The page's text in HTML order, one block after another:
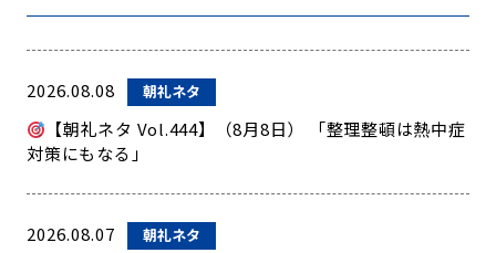
2026.08.08 朝礼ネタ
【朝礼ネタ Vol.444】（8月8日） 「整理整頓は熱中症
対策にもなる」
2026.08.07 朝礼ネタ